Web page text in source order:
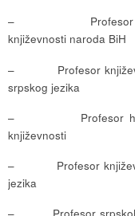
– Profesor
književnosti naroda BiH
– Profesor
srpskog jezika
– Profesor
književnosti
– Profesor
jezika